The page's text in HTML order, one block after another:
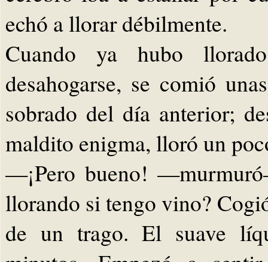
echó a llorar débilmente.
Cuando ya hubo
desahogarse, se comió
sobrado del día anterior;
maldito enigma, lloró un
—¡Pero bueno!
llorando si tengo vino?
de un trago. El suave